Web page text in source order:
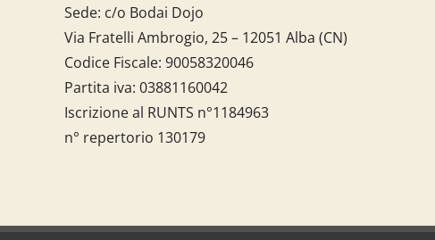
Sede: c/o Bodai Dojo
Via Fratelli Ambrogio, 25 – 12051 Alba (CN)
Codice Fiscale: 90058320046
Partita iva: 03881160042
Iscrizione al RUNTS n°1184963
n° repertorio 130179